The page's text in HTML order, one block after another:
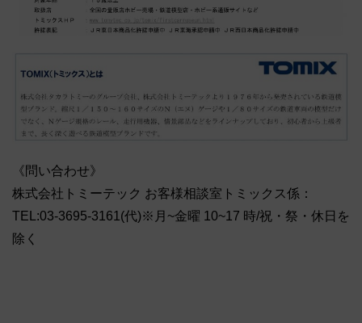
《問い合わせ》
株式会社トミーテック お客様相談室トミックス係：
TEL:03-3695-3161(代)※月~金曜 10~17 時/祝・祭・休日を
除く